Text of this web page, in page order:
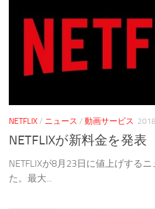
NETFLIX/ ニュース / 動画サービス
NETFLIXが新料金を発表
NETFLIXが8月23日に値上げする
た。最大...